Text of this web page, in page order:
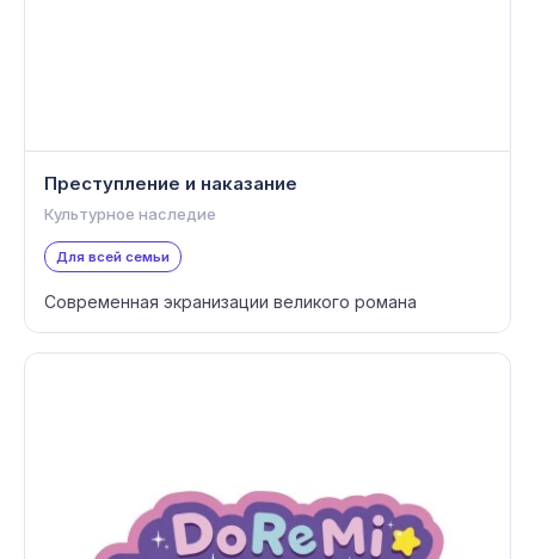
Преступление и наказание
Культурное наследие
Для всей семьи
Современная экранизации великого романа